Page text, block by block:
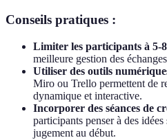
Conseils pratiques :
Limiter les participants à 5-
meilleure gestion des
Utiliser des outils
Miro ou Trello permettent de
dynamique et interactive.
Incorporer des séances de
participants penser à des
jugement au début.